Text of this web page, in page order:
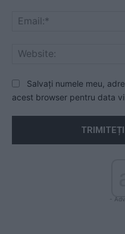
Salvați numele meu,
acest browser pentru data
-